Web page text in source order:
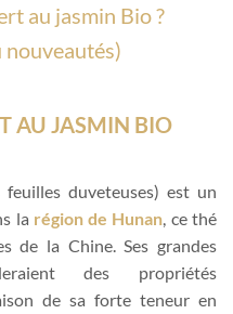
au jasmin Bio ?
AU JASMIN BIO
duveteuses) est un
la région de Hunan , ce thé
de la Chine. Ses grandes
des propriétés
de sa forte teneur en